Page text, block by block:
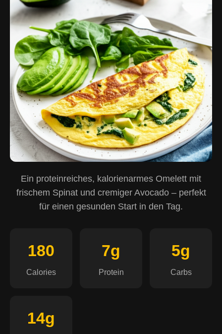
Ein proteinreiches, kalorienarmes Omelett mit
frischem Spinat und cremiger Avocado – perfekt
für einen gesunden Start in den Tag.
180
Calories
7g
Protein
5g
Carbs
14g